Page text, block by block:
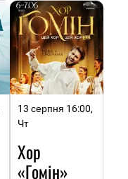
13 серпня 16:00,
Чт
Хор
«Гомін»